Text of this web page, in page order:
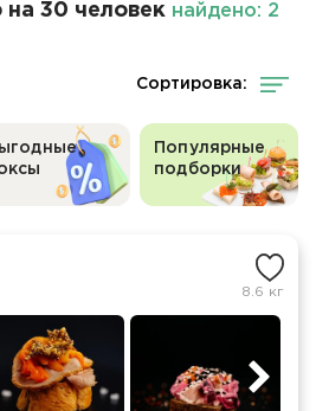
30 человек найдено: 2
Сортировка:
Популярные
подборки
8.6 кг